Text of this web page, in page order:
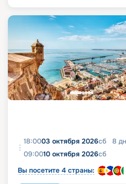
18:0003 октября 2026сб 8 дн
09:0010 октября 2026сб
Вы посетите 4 страны: